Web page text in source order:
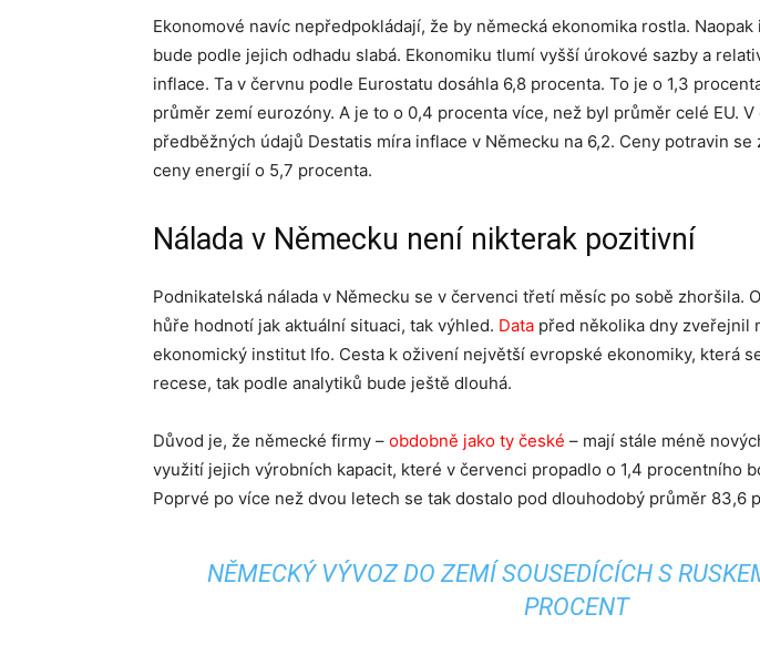
Ekonomové navíc nepředpokládají, že by německá ekonomika rostla.
bude podle jejich odhadu slabá. Ekonomiku tlumí vyšší úrokové sazby a
inflace. Ta v červnu podle Eurostatu dosáhla 6,8 procenta. To je o 1,3
průměr zemí eurozóny. A je to o 0,4 procenta více, než byl průměr celé EU.
předběžných údajů Destatis míra inflace v Německu na 6,2. Ceny potravin se
ceny energií o 5,7 procenta.
Nálada v Německu není nikterak pozitivní
Podnikatelská nálada v Německu se v červenci třetí měsíc po sobě zhoršila.
hůře hodnotí jak aktuální situaci, tak výhled. Data před několika dny zveřejnil
ekonomický institut Ifo. Cesta k oživení největší evropské ekonomiky, která
recese, tak podle analytiků bude ještě dlouhá.
Důvod je, že německé firmy – obdobně jako ty české – mají stále méně
využití jejich výrobních kapacit, které v červenci propadlo o 1,4 procentního
Poprvé po více než dvou letech se tak dostalo pod dlouhodobý průměr 83,6
NĚMECKÝ VÝVOZ DO ZEMÍ SOUSEDÍCÍCH S
PROCENT